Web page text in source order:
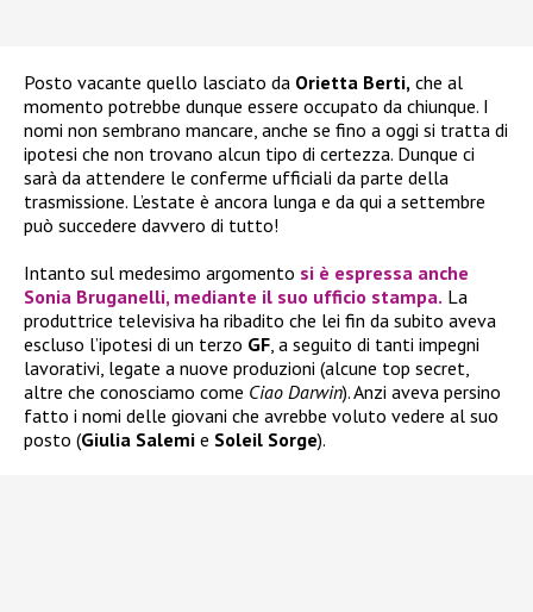
Posto vacante quello lasciato da Orietta Berti, che al
momento potrebbe dunque essere occupato da chiunque. I
nomi non sembrano mancare, anche se fino a oggi si tratta di
ipotesi che non trovano alcun tipo di certezza. Dunque ci
sarà da attendere le conferme ufficiali da parte della
trasmissione. L’estate è ancora lunga e da qui a settembre
può succedere davvero di tutto!
Intanto sul medesimo argomento si è espressa anche
Sonia Bruganelli, mediante il suo ufficio stampa. La
produttrice televisiva ha ribadito che lei fin da subito aveva
escluso l’ipotesi di un terzo GF, a seguito di tanti impegni
lavorativi, legate a nuove produzioni (alcune top secret,
altre che conosciamo come Ciao Darwin). Anzi aveva persino
fatto i nomi delle giovani che avrebbe voluto vedere al suo
posto (Giulia Salemi e Soleil Sorge).